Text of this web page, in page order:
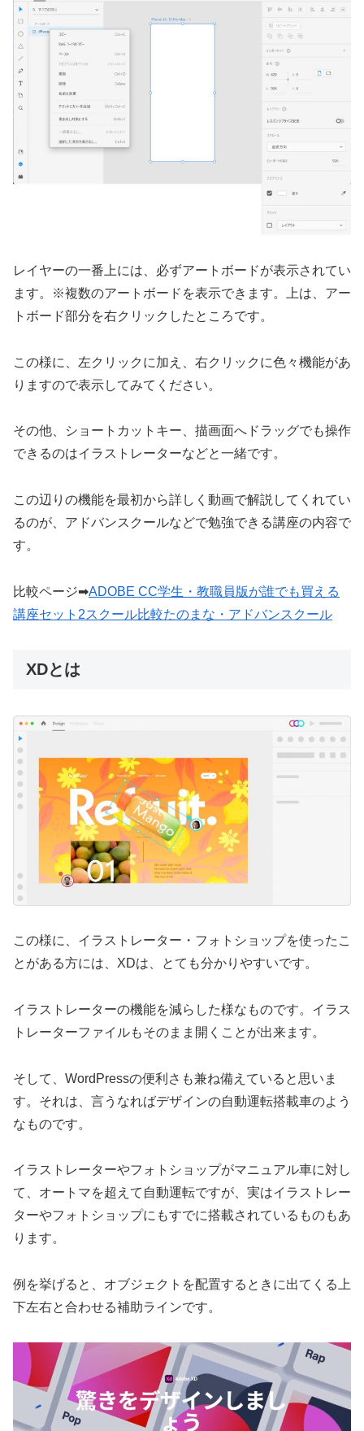
レイヤーの一番上には、必ずアートボードが表示されてい
ます。※複数のアートボードを表示できます。上は、アー
トボード部分を右クリックしたところです。
この様に、左クリックに加え、右クリックに色々機能があ
りますので表示してみてください。
その他、ショートカットキー、描画面へドラッグでも操作
できるのはイラストレーターなどと一緒です。
この辺りの機能を最初から詳しく動画で解説してくれてい
るのが、アドバンスクールなどで勉強できる講座の内容で
す。
比較ページ➡ADOBE CC学生・教職員版が誰でも買える
講座セット2スクール比較たのまな・アドバンスクール
XDとは
この様に、イラストレーター・フォトショップを使ったこ
とがある方には、XDは、とても分かりやすいです。
イラストレーターの機能を減らした様なものです。イラス
トレーターファイルもそのまま開くことが出来ます。
そして、WordPressの便利さも兼ね備えていると思いま
す。それは、言うなればデザインの自動運転搭載車のよう
なものです。
イラストレーターやフォトショップがマニュアル車に対し
て、オートマを超えて自動運転ですが、実はイラストレー
ターやフォトショップにもすでに搭載されているものもあ
ります。
例を挙げると、オブジェクトを配置するときに出てくる上
下左右と合わせる補助ラインです。